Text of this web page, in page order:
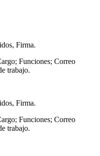
Firma.
Funciones; Correo
trabajo.
Firma.
Funciones; Correo
trabajo.